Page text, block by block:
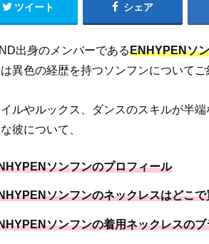
ツイート シェア
出身のメンバーであるENHYPENソ
異色の経歴を持つソンフンについて
ルやルックス、ダンスのスキルが半
彼について、
ソンフンのプロフィール
ソンフンのネックレスはどこ
ソンフンの着用ネックレスの